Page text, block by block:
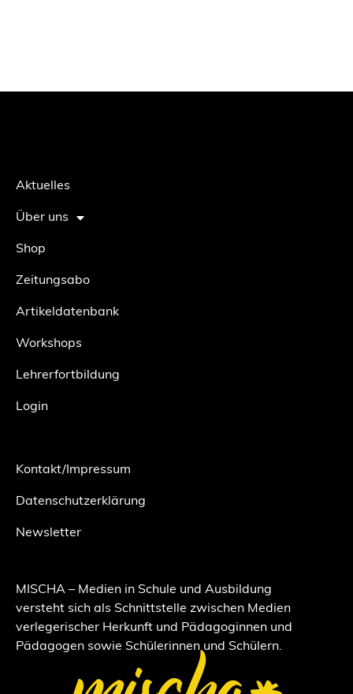
Aktuelles
Über uns
Shop
Zeitungsabo
Artikeldatenbank
Workshops
Lehrerfortbildung
Login
Kontakt/Impressum
Datenschutzerklärung
Newsletter
MISCHA – Medien in Schule und Ausbildung
versteht sich als Schnittstelle zwischen Medien
verlegerischer Herkunft und Pädagoginnen und
Pädagogen sowie Schülerinnen und Schülern.